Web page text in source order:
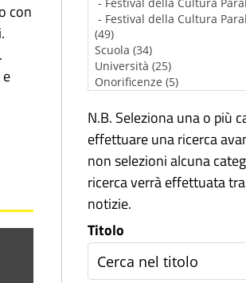
con
N.B. Seleziona una o più
effettuare una ricerca
non selezioni alcuna
ricerca verrà effettuata
notizie.
Titolo